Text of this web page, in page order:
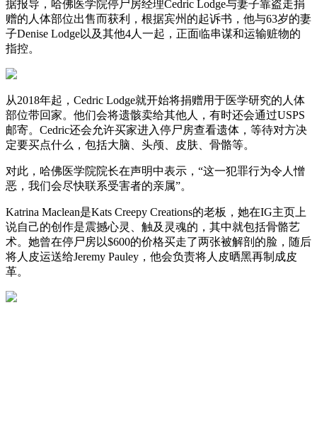
据报导，哈佛医学院停尸房经理Cedric Lodge与妻子靠盗走捐
赠的人体部位出售而获利，根据宾州的起诉书，他与63岁的妻
子Denise Lodge以及其他4人一起，正面临串谋和运输赃物的
指控。
从2018年起，Cedric Lodge就开始将捐赠用于医学研究的人体
部位带回家。他们会将遗骸卖给其他人，有时还会通过USPS
邮寄。Cedric还会允许买家进入停尸房查看遗体，等待对方决
定要买点什么，包括大脑、头颅、皮肤、骨骼等。
对此，哈佛医学院院长在声明中表示，“这一犯罪行为令人憎
恶，我们会尽快联系受害者的亲属”。
Katrina Maclean是Kats Creepy Creations的老板，她在IG主页上
说自己的创作是震撼心灵、触及灵魂的，其中就包括骨骼艺
术。她曾在停尸房以$600的价格买走了两张被解剖的脸，随后
将人皮运送给Jeremy Pauley，他会负责将人皮晒黑再制成皮
革。